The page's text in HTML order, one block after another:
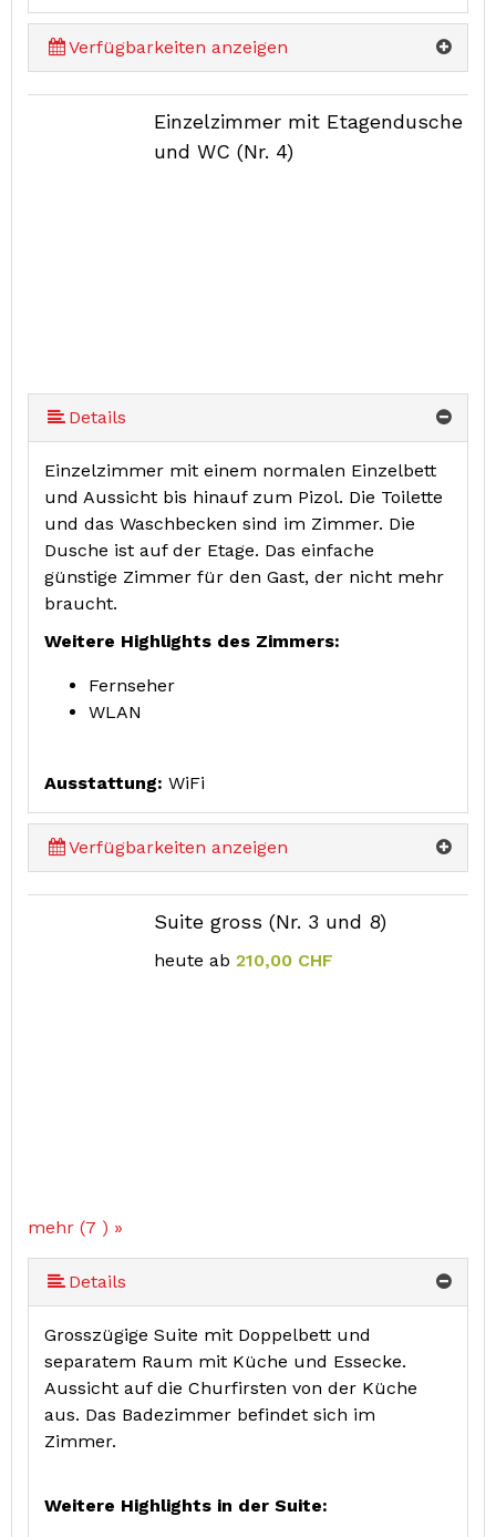
Verfügbarkeiten anzeigen
Einzelzimmer mit Etagendusche
und WC (Nr. 4)
Details
Einzelzimmer mit einem normalen Einzelbett
und Aussicht bis hinauf zum Pizol. Die Toilette
und das Waschbecken sind im Zimmer. Die
Dusche ist auf der Etage. Das einfache
günstige Zimmer für den Gast, der nicht mehr
braucht.
Weitere Highlights des Zimmers:
Fernseher
WLAN
Ausstattung: WiFi
Verfügbarkeiten anzeigen
mehr (7 ) »
mehr (7 ) »
mehr (7 ) »
mehr (7 ) »
Suite gross (Nr. 3 und 8)
heute ab 210,00 CHF
Details
Grosszügige Suite mit Doppelbett und
separatem Raum mit Küche und Essecke.
Aussicht auf die Churfirsten von der Küche
aus. Das Badezimmer befindet sich im
Zimmer.
Weitere Highlights in der Suite: